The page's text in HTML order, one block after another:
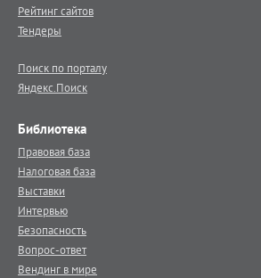
Рейтинг сайтов
Тендеры
Поиск по порталу
Яндекс.Поиск
Библиотека
Правовая база
Налоговая база
Выставки
Интервью
Безопасность
Вопрос-ответ
Вендинг в мире